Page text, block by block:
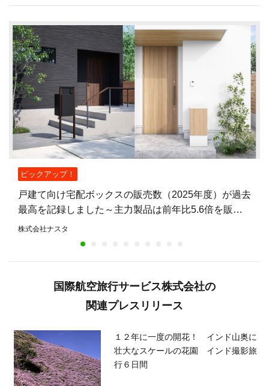
ピックアップ！
戸建て向け宅配ボックスの販売数（2025年度）が過去
最高を記録しました～主力製品は前年比5.6倍を販
売。不在時も荷物を受け取れる住宅が増加～
株式会社ナスタ
国際航空旅行サービス株式会社の
関連プレスリリース
１２年に一度の開花！ インド山奥に
壮大なスケールの花園 インド撮影旅
行６日間